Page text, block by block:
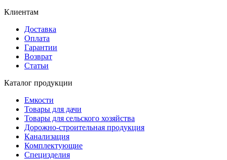
Клиентам
Доставка
Оплата
Гарантии
Возврат
Статьи
Каталог продукции
Емкости
Товары для дачи
Товары для сельского хозяйства
Дорожно-строительная продукция
Канализация
Комплектующие
Специзделия